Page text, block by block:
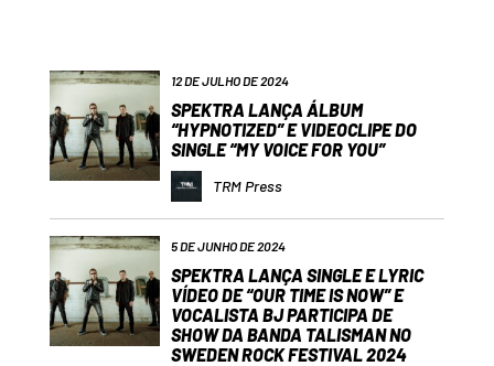
12 DE JULHO DE 2024
SPEKTRA LANÇA ÁLBUM
“HYPNOTIZED” E VIDEOCLIPE DO
SINGLE “MY VOICE FOR YOU”
TRM Press
5 DE JUNHO DE 2024
SPEKTRA LANÇA SINGLE E LYRIC
VÍDEO DE “OUR TIME IS NOW” E
VOCALISTA BJ PARTICIPA DE
SHOW DA BANDA TALISMAN NO
SWEDEN ROCK FESTIVAL 2024